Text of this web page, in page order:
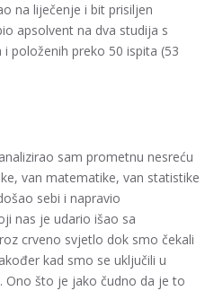
na liječenje i bit prisiljen
apsolvent na dva studija s
položenih preko 50 ispita (53
sam prometnu nesreću
van matematike, van statistike
sebi i napravio
nas je udario išao sa
crveno svjetlo dok smo čekali
kad smo se uključili u
Ono što je jako čudno da je to